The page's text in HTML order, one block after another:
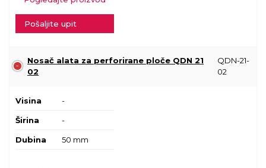
Pošaljite upit
Nosač alata za perforirane ploče QDN 21
02
QDN-21-
02
Visina -
Širina -
Dubina 50 mm